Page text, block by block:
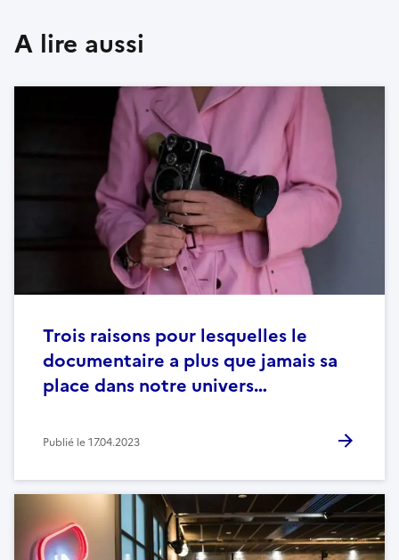
A lire aussi
Trois raisons pour lesquelles le
documentaire a plus que jamais sa
place dans notre univers…
Publié le17.04.2023